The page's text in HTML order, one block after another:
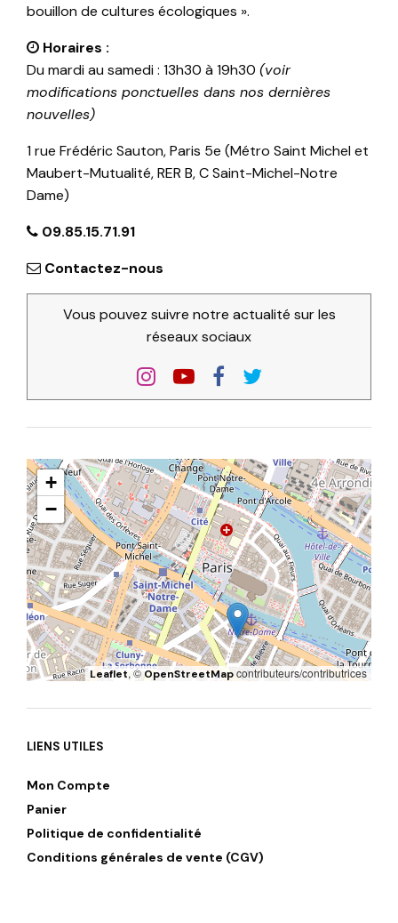
bouillon de cultures écologiques ».
Horaires :
Du mardi au samedi : 13h30 à 19h30 (voir
modifications ponctuelles dans nos dernières
nouvelles)
1 rue Frédéric Sauton, Paris 5e (Métro Saint Michel et
Maubert-Mutualité, RER B, C Saint-Michel-Notre
Dame)
09.85.15.71.91
Contactez-nous
Vous pouvez suivre notre actualité sur les
réseaux sociaux
+
−
Leaflet, ©OpenStreetMapcontributeurs/contributrices
LIENS UTILES
Mon Compte
Panier
Politique de confidentialité
Conditions générales de vente (CGV)